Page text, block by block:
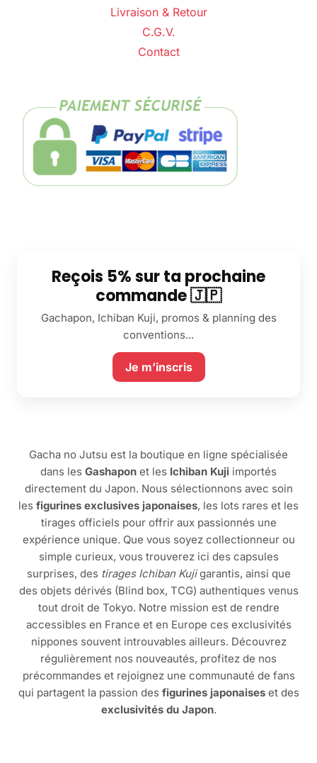
Livraison & Retour
C.G.V.
Contact
Reçois 5% sur ta prochaine
commande 🇯🇵
Gachapon, Ichiban Kuji, promos & planning des
conventions...
Je m’inscris
Gacha no Jutsu est la boutique en ligne spécialisée
dans les Gashapon et les Ichiban Kuji importés
directement du Japon. Nous sélectionnons avec soin
les figurines exclusives japonaises, les lots rares et les
tirages officiels pour offrir aux passionnés une
expérience unique. Que vous soyez collectionneur ou
simple curieux, vous trouverez ici des capsules
surprises, des tirages Ichiban Kujigarantis, ainsi que
des objets dérivés (Blind box, TCG) authentiques venus
tout droit de Tokyo. Notre mission est de rendre
accessibles en France et en Europe ces exclusivités
nippones souvent introuvables ailleurs. Découvrez
régulièrement nos nouveautés, profitez de nos
précommandes et rejoignez une communauté de fans
qui partagent la passion des figurines japonaiseset des
exclusivités du Japon.